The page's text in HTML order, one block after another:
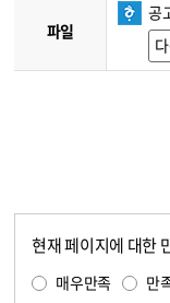
파일
공
현재 페이지에 대한
매우만족 만